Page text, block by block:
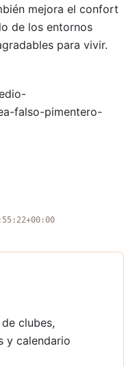
mejora el confort
de los entornos
para vivir.
falso-pimentero-
clubes,
y calendario